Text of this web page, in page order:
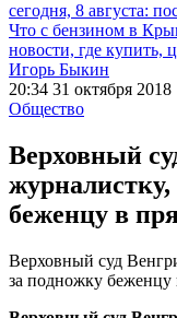
сегодня, 8 августа:
Что с бензином в
новости, где купить,
Игорь Быкин
20:34 31 октября 2018
Общество
Верховный
беженцу в
Верховный суд
за подножку